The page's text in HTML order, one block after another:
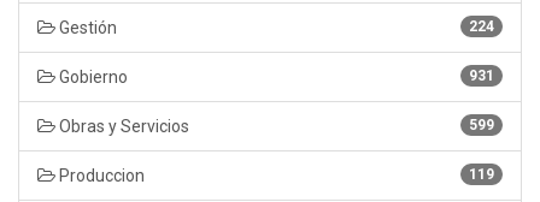
224
Gestión
931
Gobierno
599
Obras y Servicios
119
Produccion